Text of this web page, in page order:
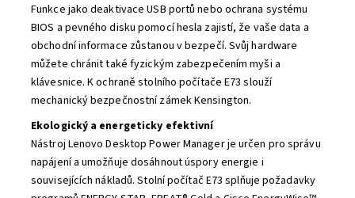
Funkce jako deaktivace USB portů nebo ochrana systému
BIOS a pevného disku pomocí hesla zajistí, že vaše data a
obchodní informace zůstanou v bezpečí. Svůj hardware
můžete chránit také fyzickým zabezpečením myši a
klávesnice. K ochraně stolního počítače E73 slouží
mechanický bezpečnostní zámek Kensington.
Ekologický a energeticky efektivní
Nástroj Lenovo Desktop Power Manager je určen pro správu
napájení a umožňuje dosáhnout úspory energie i
souvisejících nákladů. Stolní počítač E73 splňuje požadavky